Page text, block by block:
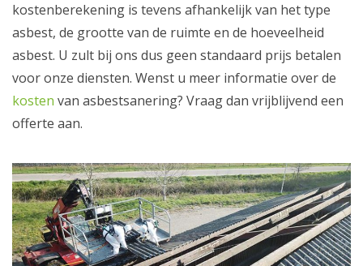
kostenberekening is tevens afhankelijk van het type
asbest, de grootte van de ruimte en de hoeveelheid
asbest. U zult bij ons dus geen standaard prijs betalen
voor onze diensten. Wenst u meer informatie over de
kosten van asbestsanering? Vraag dan vrijblijvend een
offerte aan.